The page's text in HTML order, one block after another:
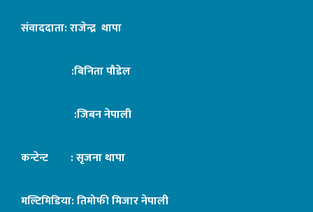
संवाददाता: राजेन्द्र थापा
:बिनिता पौडेल
:जिबन नेपाली
कन्टेन्ट : सृजना थापा
मल्टिमिडिया: तिमोफी मिजार नेपाली